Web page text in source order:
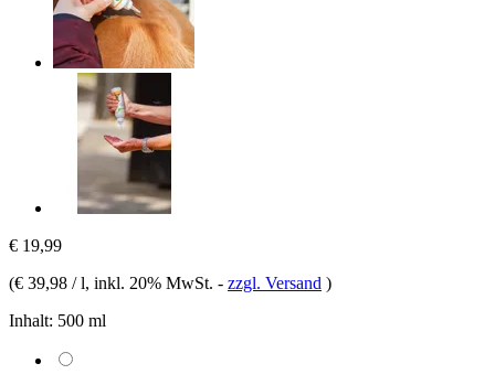
€ 19,99
(€ 39,98 / l, inkl. 20% MwSt. - zzgl. Versand )
Inhalt: 500 ml